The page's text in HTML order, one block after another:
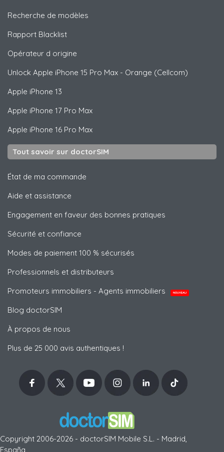
Recherche de modèles
Rapport Blacklist
Opérateur d origine
Unlock Apple iPhone 15 Pro Max - Orange (Cellcom)
Apple iPhone 13
Apple iPhone 17 Pro Max
Apple iPhone 16 Pro Max
Tout savoir sur doctorSIM
État de ma commande
Aide et assistance
Engagement en faveur des bonnes pratiques
Sécurité et confiance
Modes de paiement 100 % sécurisés
Professionnels et distributeurs
Promoteurs immobiliers - Agents immobiliers
NOUVEAU
Blog doctorSIM
À propos de nous
Plus de 25 000 avis authentiques !
Copyright 2006-2026 - doctorSIM Mobile S.L. - Madrid,
España